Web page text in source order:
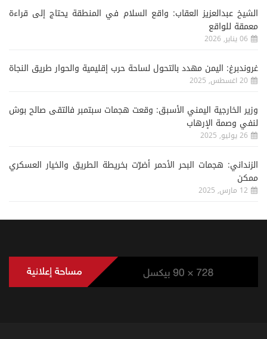
الشيخ عبدالعزيز العقاب: واقع السلام في المنطقة يحتاج إلى قراءة
معمقة للواقع
06 يناير, 2026
غروندبرغ: اليمن مهدد بالتحول لساحة حرب إقليمية والحوار طريق النجاة
20 اغسطس, 2025
وزير الخارجية اليمني الأسبق: وقعت هجمات سبتمبر فالتقى صالح بوش
لنفي وصمة الإرهاب
26 يوليو, 2025
الزنداني: هجمات البحر الأحمر أضرّت بخريطة الطريق والخيار العسكري
ممكن
12 مارس, 2025